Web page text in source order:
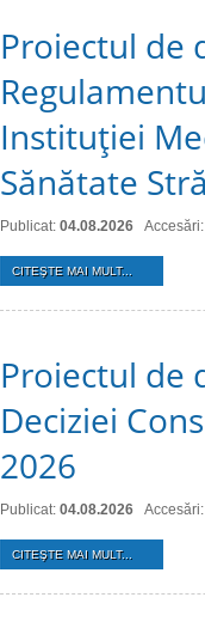
Proiectul de
Instituţiei
Sănătate
Publicat: 04.08.2026
CITEŞTE MAI MULT...
Proiectul de
Deciziei
2026
Publicat: 04.08.2026
CITEŞTE MAI MULT...